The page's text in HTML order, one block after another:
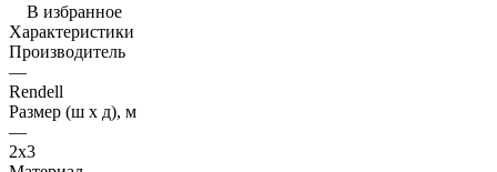
В избранное
Характеристики
Производитель
—
Rendell
Размер (ш х д), м
—
2х3